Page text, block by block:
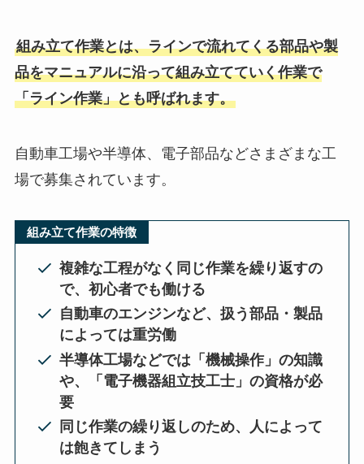
組み立て作業とは、ラインで流れてくる部品や製
品をマニュアルに沿って組み立てていく作業で
「ライン作業」とも呼ばれます。
自動車工場や半導体、電子部品などさまざまな工
場で募集されています。
組み立て作業の特徴
複雑な工程がなく同じ作業を繰り返すの
で、初心者でも働ける
自動車のエンジンなど、扱う部品・製品
によっては重労働
半導体工場などでは「機械操作」の知識
や、「電子機器組立技工士」の資格が必
要
同じ作業の繰り返しのため、人によって
は飽きてしまう